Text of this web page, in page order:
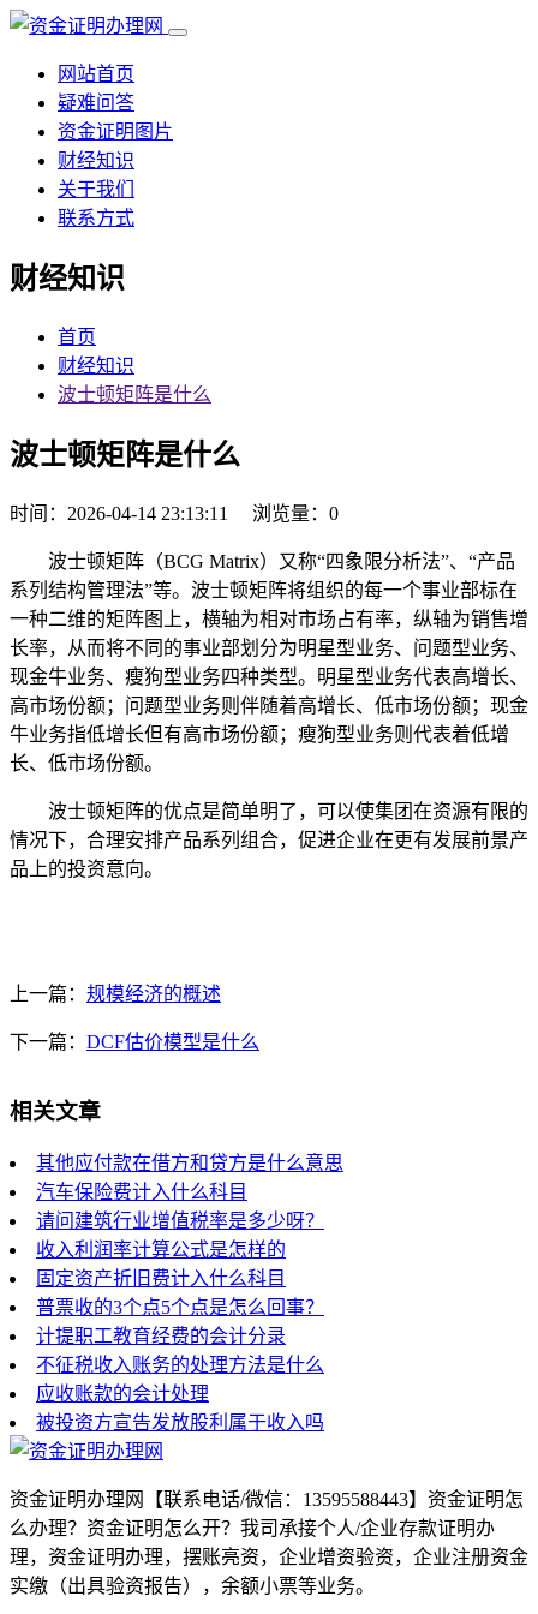
网站首页
疑难问答
资金证明图片
财经知识
关于我们
联系方式
财经知识
首页
财经知识
波士顿矩阵是什么
波士顿矩阵是什么
时间：2026-04-14 23:13:11 浏览量：0
波士顿矩阵（BCG Matrix）又称“四象限分析法”、“产品
系列结构管理法”等。波士顿矩阵将组织的每一个事业部标在
一种二维的矩阵图上，横轴为相对市场占有率，纵轴为销售增
长率，从而将不同的事业部划分为明星型业务、问题型业务、
现金牛业务、瘦狗型业务四种类型。明星型业务代表高增长、
高市场份额；问题型业务则伴随着高增长、低市场份额；现金
牛业务指低增长但有高市场份额；瘦狗型业务则代表着低增
长、低市场份额。
波士顿矩阵的优点是简单明了，可以使集团在资源有限的
情况下，合理安排产品系列组合，促进企业在更有发展前景产
品上的投资意向。
上一篇： 规模经济的概述
下一篇： DCF估价模型是什么
相关文章
其他应付款在借方和贷方是什么意思
汽车保险费计入什么科目
请问建筑行业增值税率是多少呀？
收入利润率计算公式是怎样的
固定资产折旧费计入什么科目
普票收的3个点5个点是怎么回事？
计提职工教育经费的会计分录
不征税收入账务的处理方法是什么
应收账款的会计处理
被投资方宣告发放股利属于收入吗
资金证明办理网【联系电话/微信：13595588443】资金证明怎
么办理？资金证明怎么开？我司承接个人/企业存款证明办
理，资金证明办理，摆账亮资，企业增资验资，企业注册资金
实缴（出具验资报告），余额小票等业务。